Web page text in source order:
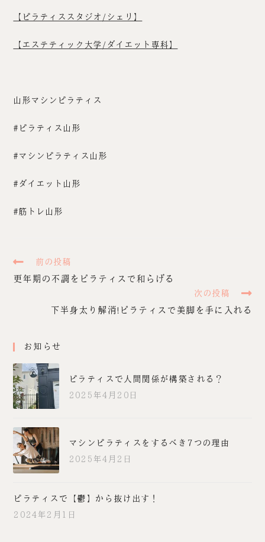
【ピラティススタジオ/シェリ】
【エステティック大学/ダイエット専科】
山形マシンピラティス
#ピラティス山形
#マシンピラティス山形
#ダイエット山形
#筋トレ山形
前の投稿
更年期の不調をピラティスで和らげる
次の投稿
下半身太り解消!ピラティスで美脚を手に入れる
お知らせ
ピラティスで人間関係が構築される？
2025年4月20日
マシンピラティスをするべき7つの理由
2025年4月2日
ピラティスで【鬱】から抜け出す！
2024年2月1日